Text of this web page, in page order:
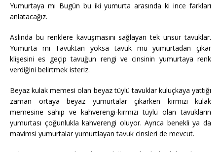
Yumurtaya mı Bugün bu iki yumurta arasında ki ince farkları
anlatacağız.
Aslında bu renklere kavuşmasını sağlayan tek unsur tavuklar.
Yumurta mı Tavuktan yoksa tavuk mu yumurtadan çıkar
klişesini es geçip tavuğun rengi ve cinsinin yumurtaya renk
verdiğini belirtmek isteriz.
Beyaz kulak memesi olan beyaz tüylü tavuklar kuluçkaya yattığı
zaman ortaya beyaz yumurtalar çıkarken kırmızı kulak
memesine sahip ve kahverengi-kırmızı tüylü olan tavukların
yumurtası çoğunlukla kahverengi oluyor. Ayrıca benekli ya da
mavimsi yumurtalar yumurtlayan tavuk cinsleri de mevcut.